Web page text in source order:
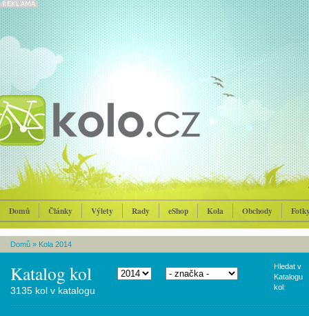
Domů Články Výlety Rady eShop Kola Obchody
Domů » Kola 2014
Katalog kol
Hledat v
Katalogu
kol:
3135 kol v katalogu